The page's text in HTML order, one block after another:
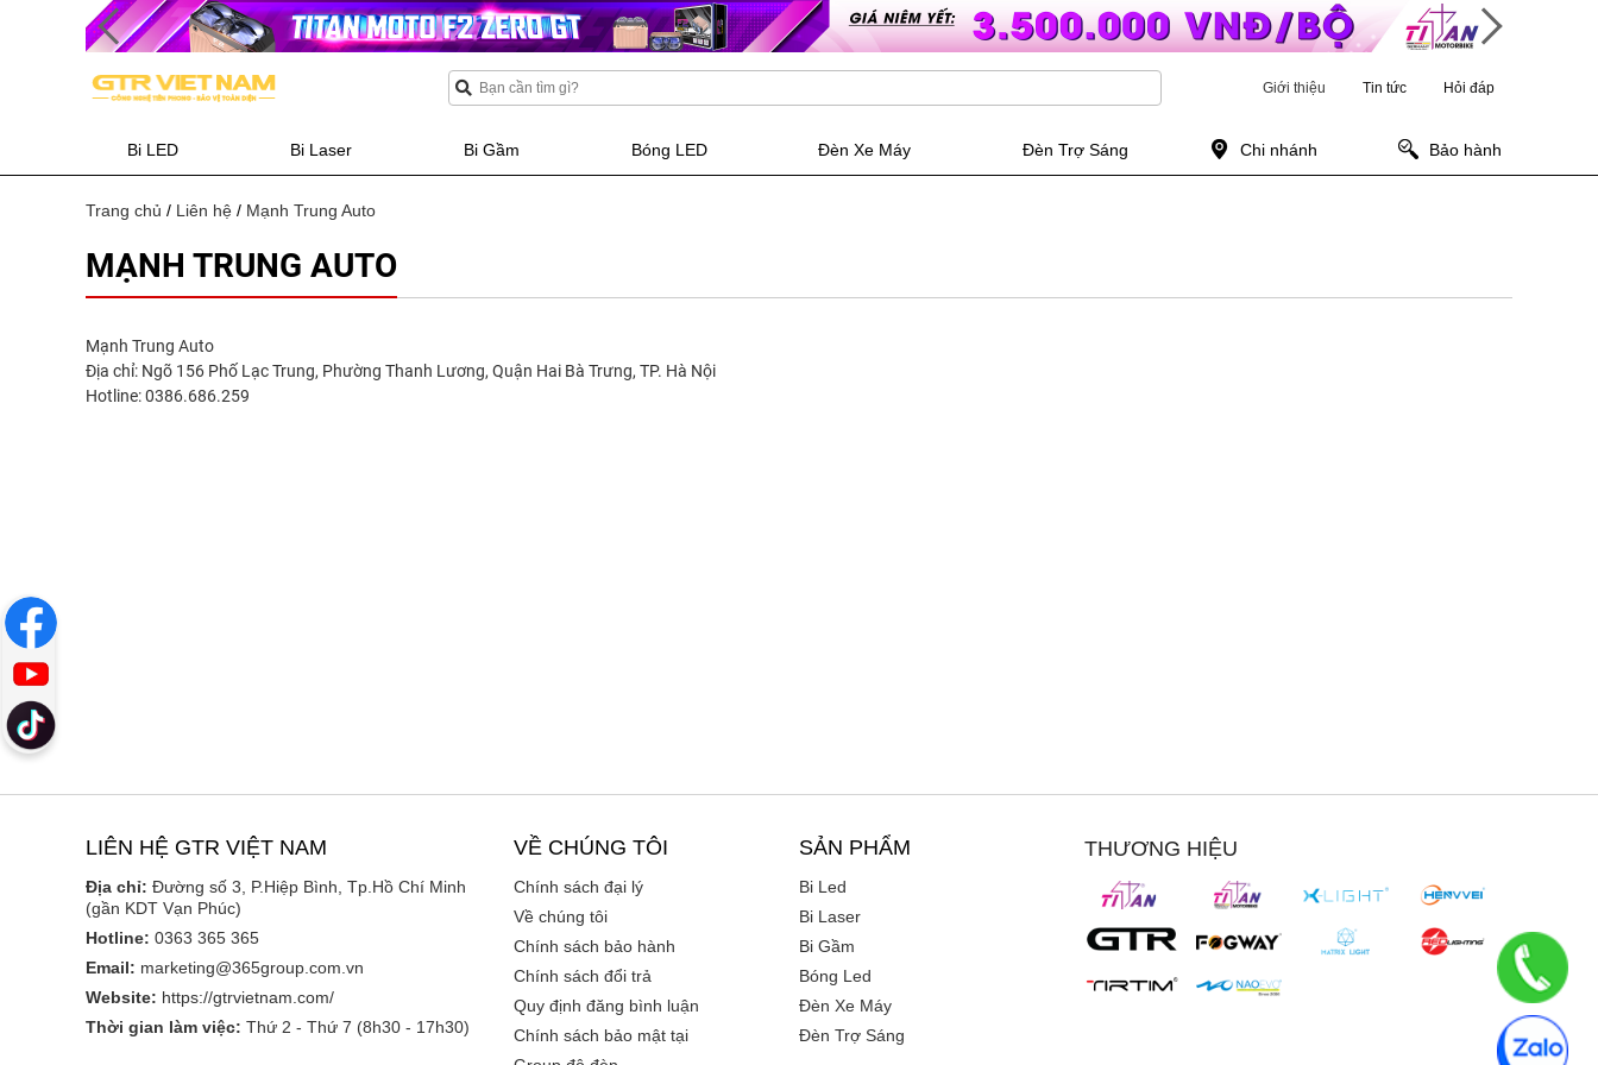
Giới thiệu Tin tức Hỏi đáp
Bi LED Bi Laser Bi Gầm Bóng LED Đèn Xe Máy Đèn Trợ Sáng Chi nhánh Bảo hành
Trang chủ / Liên hệ / Mạnh Trung Auto
MẠNH TRUNG AUTO
Mạnh Trung Auto
Địa chỉ: Ngõ 156 Phố Lạc Trung, Phường Thanh Lương, Quận Hai Bà Trưng, TP. Hà Nội
Hotline: 0386.686.259
LIÊN HỆ GTR VIỆT NAM
Địa chỉ: Đường số 3, P.Hiệp Bình, Tp.Hồ Chí Minh
(gần KDT Vạn Phúc)
Hotline: 0363 365 365
Email: marketing@365group.com.vn
Website: https://gtrvietnam.com/
Thời gian làm việc: Thứ 2 - Thứ 7 (8h30 - 17h30)
VỀ CHÚNG TÔI
Chính sách đại lý
Về chúng tôi
Chính sách bảo hành
Chính sách đổi trả
Quy định đăng bình luận
Chính sách bảo mật tại
SẢN PHẨM
Bi Led
Bi Laser
Bi Gầm
Bóng Led
Đèn Xe Máy
Đèn Trợ Sáng
THƯƠNG HIỆU